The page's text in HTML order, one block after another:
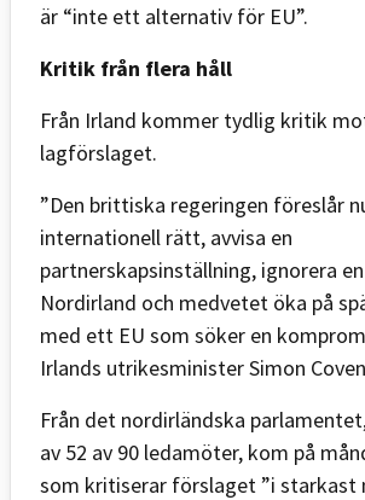
är “inte ett alternativ för EU”.
Kritik från flera håll
Från Irland kommer tydlig kritik
lagförslaget.
”Den brittiska regeringen föreslår
internationell rätt, avvisa en
partnerskapsinställning, ignorera
Nordirland och medvetet öka på
med ett EU som söker en
Irlands utrikesminister Simon
Från det nordirländska
av 52 av 90 ledamöter, kom på
som kritiserar förslaget ”i starkast